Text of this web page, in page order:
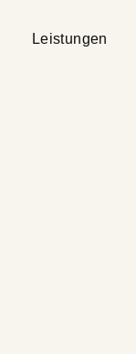
Leistungen